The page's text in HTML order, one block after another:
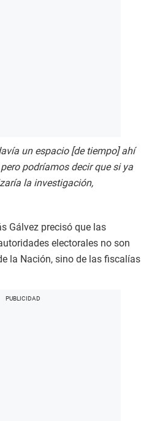
un espacio [de tiempo] ahí
podríamos decir que si ya
la investigación,
Gálvez precisó que las
electorales no son
la Nación, sino de las fiscalías